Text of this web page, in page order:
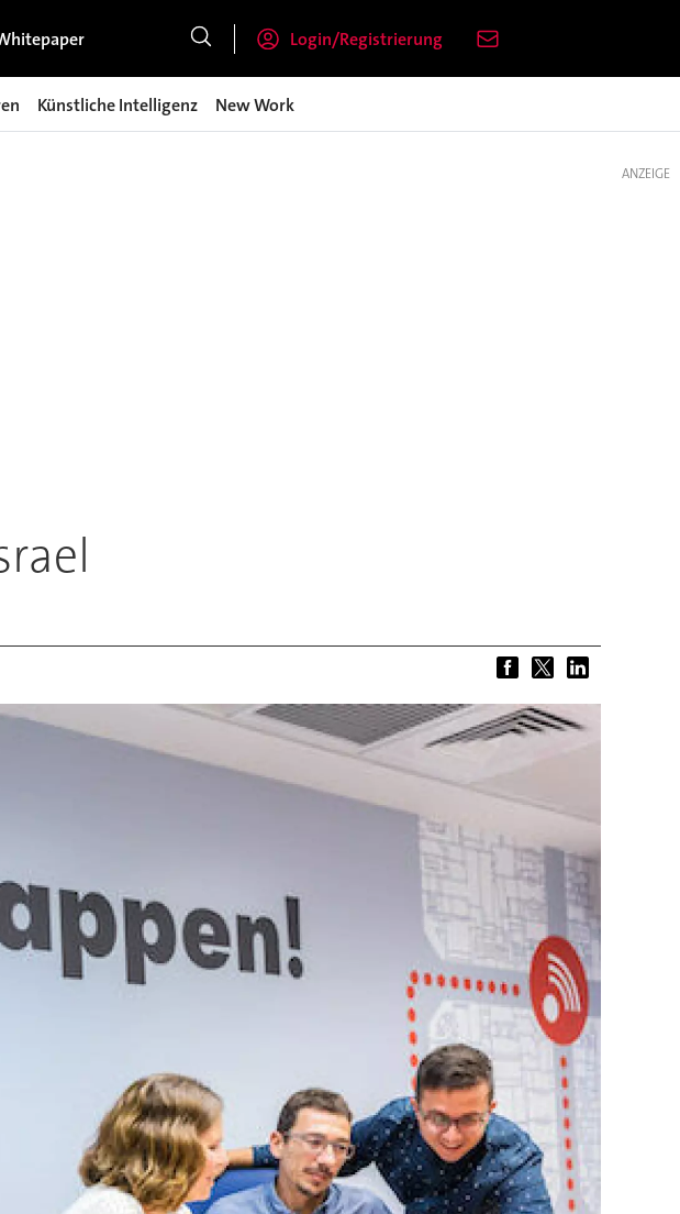
Login/Registrierung
Künstliche Intelligenz New Work
ANZEIGE